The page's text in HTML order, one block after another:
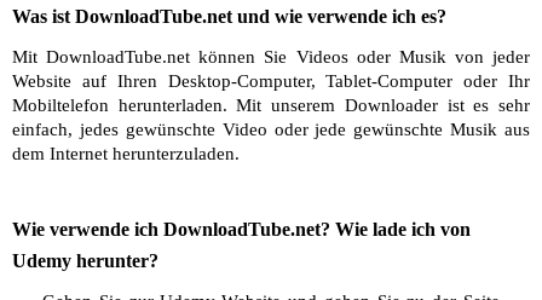
Was ist DownloadTube.net und wie verwende ich es?
Mit DownloadTube.net können Sie Videos oder Musik von jeder
Website auf Ihren Desktop-Computer, Tablet-Computer oder Ihr
Mobiltelefon herunterladen. Mit unserem Downloader ist es sehr
einfach, jedes gewünschte Video oder jede gewünschte Musik aus
dem Internet herunterzuladen.
Wie verwende ich DownloadTube.net? Wie lade ich von
Udemy herunter?